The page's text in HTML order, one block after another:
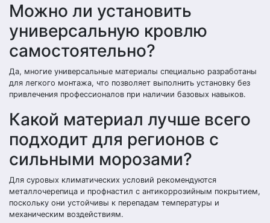
Можно ли установить
универсальную кровлю
самостоятельно?
Да, многие универсальные материалы специально разработаны
для легкого монтажа, что позволяет выполнить установку без
привлечения профессионалов при наличии базовых навыков.
Какой материал лучше всего
подходит для регионов с
сильными морозами?
Для суровых климатических условий рекомендуются
металлочерепица и профнастил с антикоррозийным покрытием,
поскольку они устойчивы к перепадам температуры и
механическим воздействиям.